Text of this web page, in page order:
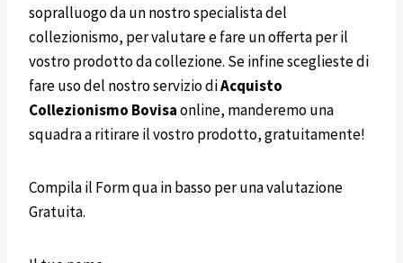
sopralluogo da un nostro specialista del
collezionismo, per valutare e fare un offerta per il
vostro prodotto da collezione. Se infine sceglieste di
fare uso del nostro servizio diAcquisto
Collezionismo Bovisaonline, manderemo una
squadra a ritirare il vostro prodotto, gratuitamente!
Compila il Form qua in basso per una valutazione
Gratuita.